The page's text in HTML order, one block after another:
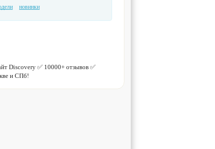
новинки
Discovery ✅ 10000+ отзывов ✅
и СПб!